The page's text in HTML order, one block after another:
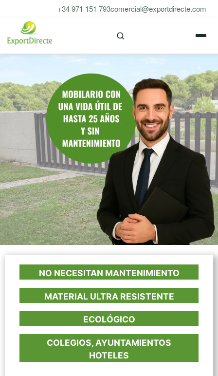
contenido
+34 971 151 793comercial@exportdirecte.com
NO NECESITAN MANTENIMIENTO
MATERIAL ULTRA RESISTENTE
ECOLÓGICO
COLEGIOS, AYUNTAMIENTOS
HOTELES